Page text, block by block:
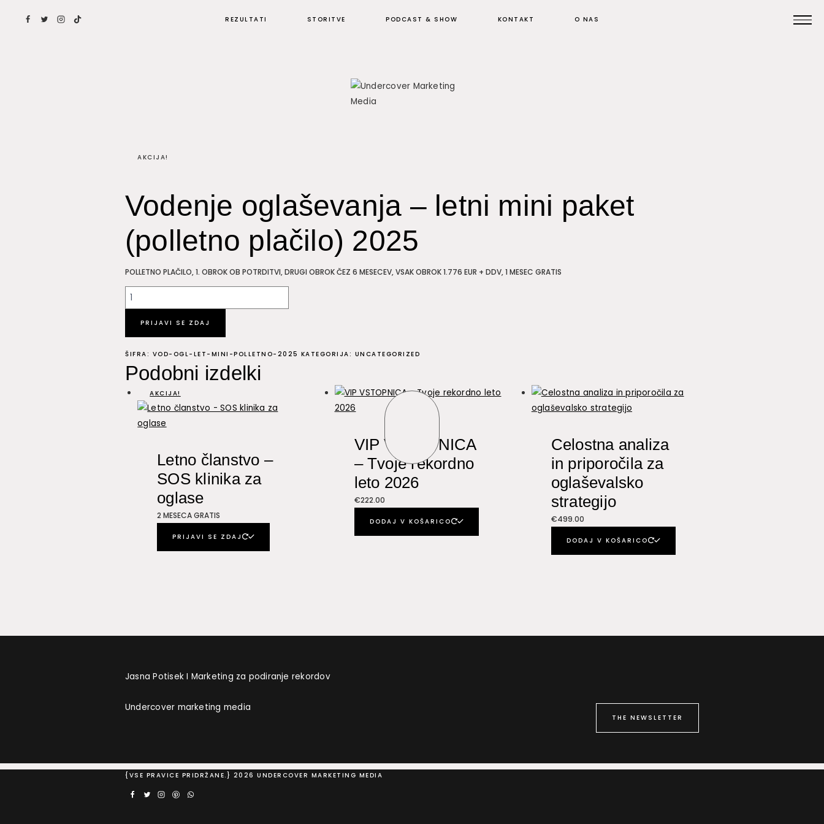
REZULTATI STORITVE PODCAST & SHOW KONTAKT O NAS
Kontakt
AKCIJA!
Vodenje oglaševanja – letni mini paket
(polletno plačilo) 2025
POLLETNO PLAČILO, 1. OBROK OB POTRDITVI, DRUGI OBROK ČEZ 6 MESECEV, VSAK OBROK 1.776 EUR + DDV, 1 MESEC GRATIS
Vodenje
oglaševanja
letni
mini
paket
plačilo)
količina
PRIJAVI SE ZDAJ
ŠIFRA: VOD-OGL-LET-MINI-POLLETNO-2025 KATEGORIJA: UNCATEGORIZED
Podobni izdelki
AKCIJA!
Letno članstvo –
SOS klinika za
oglase
2 MESECA GRATIS
PRIJAVI SE ZDAJ
VIP VSTOPNICA
– Tvoje rekordno
leto 2026
€222.00
DODAJ V KOŠARICO
Celostna analiza
in priporočila za
oglaševalsko
strategijo
€499.00
DODAJ V KOŠARICO
Jasna Potisek I Marketing za podiranje rekordov
Undercover marketing media
THE NEWSLETTER
{VSE PRAVICE PRIDRŽANE.} 2026 UNDERCOVER MARKETING MEDIA